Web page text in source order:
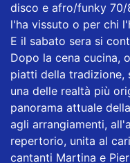
disco e afro/funky
l'ha vissuto o per chi
E il sabato sera si
Dopo la cena cucina,
piatti della tradizione,
una delle realtà più
panorama attuale
agli arrangiamenti,
repertorio, unita al
cantanti Martina e